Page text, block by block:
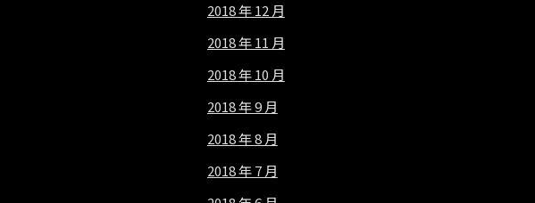
2018 年 12 月
2018 年 11 月
2018 年 10 月
2018 年 9 月
2018 年 8 月
2018 年 7 月